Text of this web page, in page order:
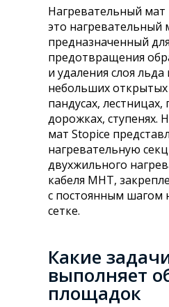
Нагревательный
это нагревательный
предназначенный для
предотвращения
и удаления слоя льда
небольших
пандусах,
дорожках, ступенях.
мат Stopice
нагревательную
двухжильного
кабеля МНТ,
с постоянным шагом
сетке.
Какие
выполняет
площадок